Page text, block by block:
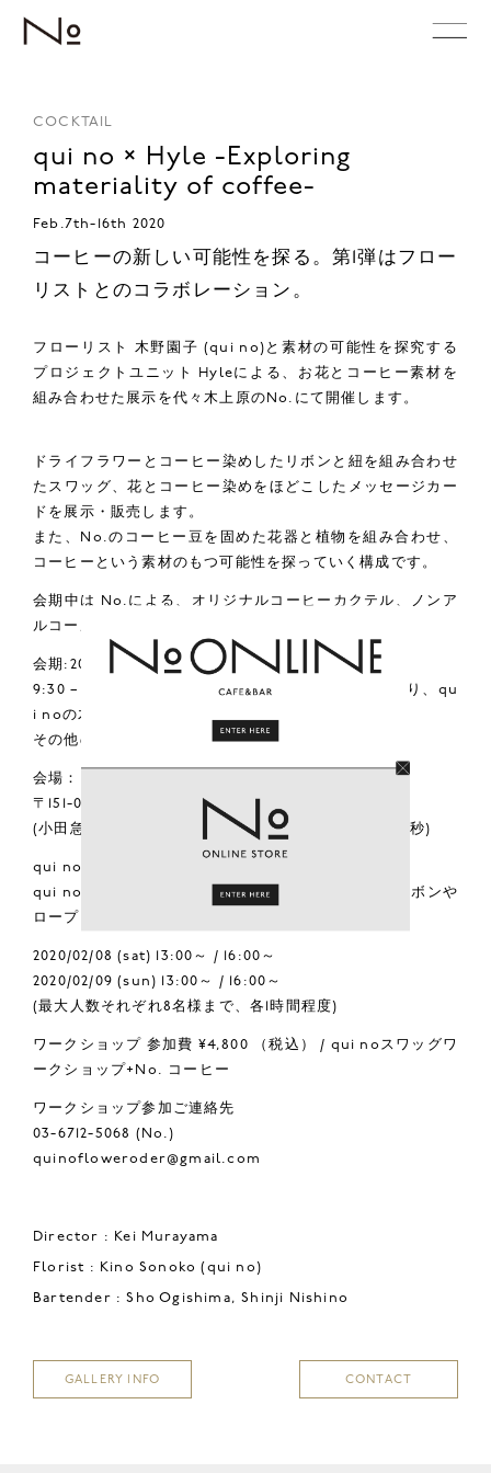
COCKTAIL
qui no × Hyle -Exploring
materiality of coffee-
Feb.7th-16th 2020
コーヒーの新しい可能性を探る。第1弾はフロー
リストとのコラボレーション。
フローリスト 木野園子 (qui no)と素材の可能性を探究する
プロジェクトユニット Hyleによる、お花とコーヒー素材を
組み合わせた展示を代々木上原のNo.にて開催します。
ドライフラワーとコーヒー染めしたリボンと紐を組み合わせ
たスワッグ、花とコーヒー染めをほどこしたメッセージカー
ドを展示・販売します。
また、No.のコーヒー豆を固めた花器と植物を組み合わせ、
コーヒーという素材のもつ可能性を探っていく構成です。
会期中は No.による、オリジナルコーヒーカクテル、ノンア
ルコールコーヒーカクテルも販売します。
会期:2020.02.07(fri)-02.16(sun)
9:30 – 24:00 (2/7のみ 17:00-) *展示初日 2/7は17時より、qu
i noの木野園子、Hyleともに在廊いたします。
その他の在廊は今後インスタグラムで更新
会場：No.
〒151-0064 東京都渋谷区上原1-33-11 TOPCOURT4 3F
(小田急線 / 千代田線「代々木上原駅」南口より徒歩10秒)
qui no ワークショップ
qui no のスワッグと Hyle が制作したコーヒー染のリボンや
ロープを合わせたワークショップになります。
2020/02/08 (sat) 13:00～ / 16:00～
2020/02/09 (sun) 13:00～ / 16:00～
(最大人数それぞれ8名様まで、各1時間程度)
ワークショップ 参加費 ¥4,800 （税込） / qui noスワッグワ
ークショップ+No. コーヒー
ワークショップ参加ご連絡先
03-6712-5068 (No.)
quinofloweroder@gmail.com
Director : Kei Murayama
Florist : Kino Sonoko (qui no)
Bartender : Sho Ogishima, Shinji Nishino
GALLERY INFO CONTACT